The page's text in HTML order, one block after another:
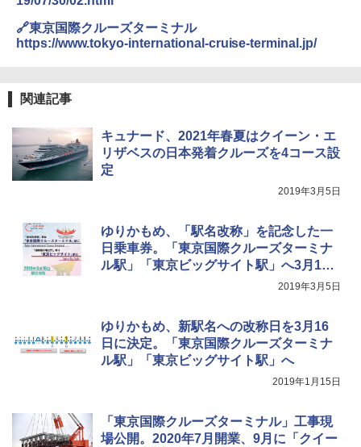
🔗東京国際クルーズターミナル
https://www.tokyo-international-cruise-terminal.jp/
関連記事
キュナード、2021年春夏はクイーン・エ
リザベスの日本発着クルーズを4コース設
定
2019年3月5日
ゆりかもめ、「駅名改称」を記念した一
日乗車券。「東京国際クルーズターミナ
ル駅」「東京ビッグサイト駅」へ3月16
2019年3月5日
ゆりかもめ、新駅名への改称日を3月16
日に決定。「東京国際クルーズターミナ
ル駅」「東京ビッグサイト駅」へ
2019年1月15日
「東京国際クルーズターミナル」工事現
場公開。2020年7月開業、9月に「クイー